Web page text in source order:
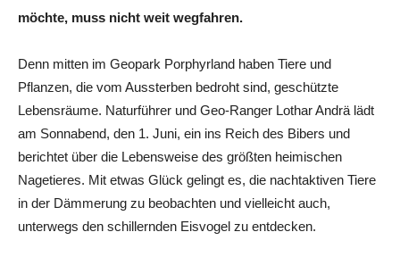
möchte, muss nicht weit wegfahren.
Denn mitten im Geopark Porphyrland haben Tiere und
Pflanzen, die vom Aussterben bedroht sind, geschützte
Lebensräume. Naturführer und Geo-Ranger Lothar Andrä lädt
am Sonnabend, den 1. Juni, ein ins Reich des Bibers und
berichtet über die Lebensweise des größten heimischen
Nagetieres. Mit etwas Glück gelingt es, die nachtaktiven Tiere
in der Dämmerung zu beobachten und vielleicht auch,
unterwegs den schillernden Eisvogel zu entdecken.